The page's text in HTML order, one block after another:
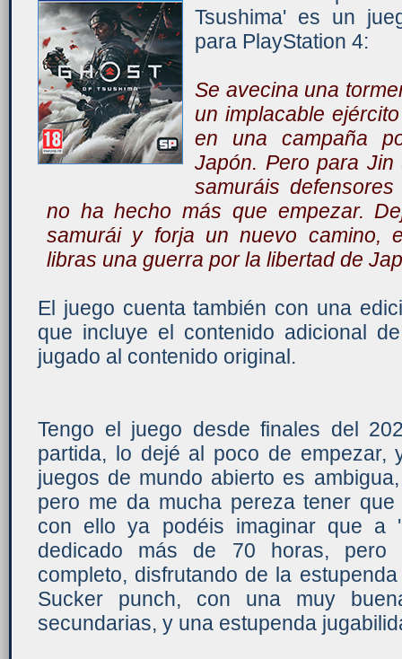
Tsushima' es un
para PlayStation 4:
Se avecina una
un implacable
en una campaña
Japón. Pero para
samuráis
no ha hecho más que empezar.
samurái y forja un nuevo camino,
libras una guerra por la libertad de
El juego cuenta también con una
que incluye el contenido adicional
jugado al contenido original.
Tengo el juego desde finales del
partida, lo dejé al poco de empezar,
juegos de mundo abierto es
pero me da mucha pereza tener
con ello ya podéis imaginar que a
dedicado más de 70 horas, pero
completo, disfrutando de la
Sucker punch, con una muy
secundarias, y una estupenda